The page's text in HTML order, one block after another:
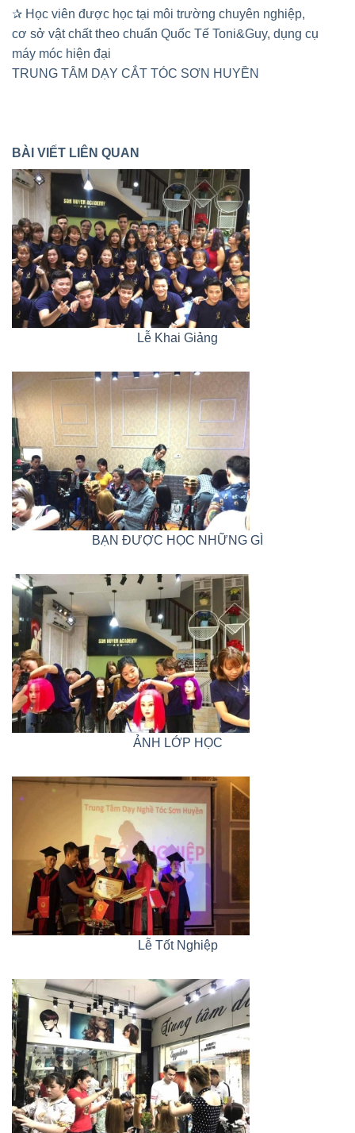
✰ Học viên được học tại môi trường chuyên nghiệp,
cơ sở vật chất theo chuẩn Quốc Tế Toni&Guy, dụng cụ
máy móc hiện đại
TRUNG TÂM DẠY CẮT TÓC SƠN HUYỀN
BÀI VIẾT LIÊN QUAN
Lễ Khai Giảng
BẠN ĐƯỢC HỌC NHỮNG GÌ
ẢNH LỚP HỌC
Lễ Tốt Nghiệp